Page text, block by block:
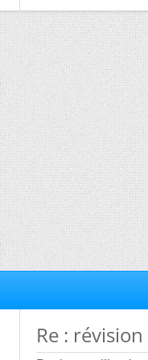
Re :